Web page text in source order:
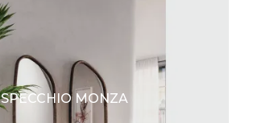
SPECCHIO MONZA